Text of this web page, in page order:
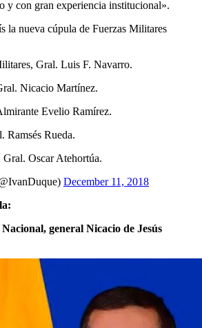
y con gran experiencia institucional».
la nueva cúpula de Fuerzas Militares
Gral. Luis F. Navarro.
Nicacio Martínez.
Evelio Ramírez.
Ramsés Rueda.
Oscar Atehortúa.
December 11, 2018
general Nicacio de Jesús